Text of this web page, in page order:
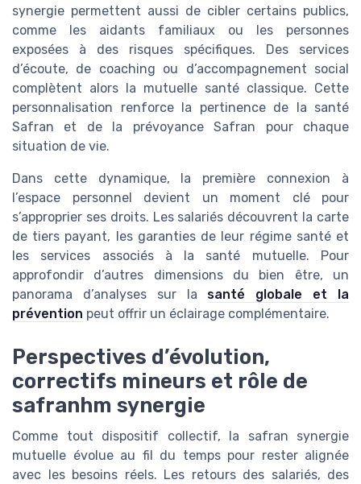
synergie permettent aussi de cibler certains publics,
comme les aidants familiaux ou les personnes
exposées à des risques spécifiques. Des services
d’écoute, de coaching ou d’accompagnement social
complètent alors la mutuelle santé classique. Cette
personnalisation renforce la pertinence de la santé
Safran et de la prévoyance Safran pour chaque
situation de vie.
Dans cette dynamique, la première connexion à
l’espace personnel devient un moment clé pour
s’approprier ses droits. Les salariés découvrent la carte
de tiers payant, les garanties de leur régime santé et
les services associés à la santé mutuelle. Pour
approfondir d’autres dimensions du bien être, un
panorama d’analyses sur la santé globale et la
prévention peut offrir un éclairage complémentaire.
Perspectives d’évolution,
correctifs mineurs et rôle de
safranhm synergie
Comme tout dispositif collectif, la safran synergie
mutuelle évolue au fil du temps pour rester alignée
avec les besoins réels. Les retours des salariés, des